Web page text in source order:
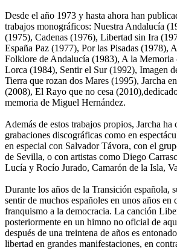
Desde el año 1973 y hasta ahora han
trabajos monográficos: Nuestra Andalucía
(1975), Cadenas (1976), Libertad sin Ira
España Paz (1977), Por las Pisadas (1978),
Folklore de Andalucía (1983), A la Memoria
Lorca (1984), Sentir el Sur (1992), Imagen
Tierra que rozan dos Mares (1995), Jarcha
(2008), El Rayo que no cesa
memoria de Miguel Hernández.
Además de estos trabajos propios, Jarcha ha
grabaciones discográficas como en
en especial con Salvador Távora, con el
de Sevilla, o con artistas como Diego
Lucía y Rocío Jurado, Camarón de la Isla,
Durante los años de la Transición española,
sentir de muchos españoles en unos años en
franquismo a la democracia. La canción
posteriormente en un himno no oficial de
después de una treintena de años es
libertad en grandes manifestaciones, en